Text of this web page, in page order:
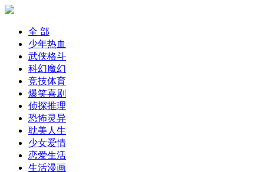
全 部
少年热血
武侠格斗
科幻魔幻
竞技体育
爆笑喜剧
侦探推理
恐怖灵异
耽美人生
少女爱情
恋爱生活
生活漫画